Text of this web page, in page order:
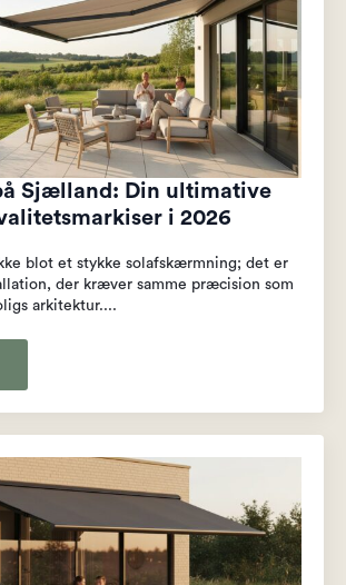
Sjælland: Din ultimative
i 2026
blot et stykke solafskærmning; det er
der kræver samme præcision som
arkitektur....